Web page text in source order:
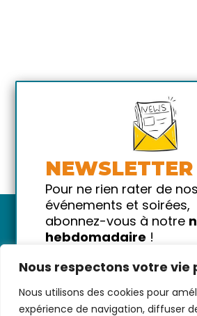
Nous respectons votre vie
Nous utilisons des cookies pour
expérience de navigation, diffuser
Nous contacter-CGV/
NEWSLETTER
Pour ne rien rater de
événements et soirées,
abonnez-vous à notre
hebdomadaire !
!
Votre email